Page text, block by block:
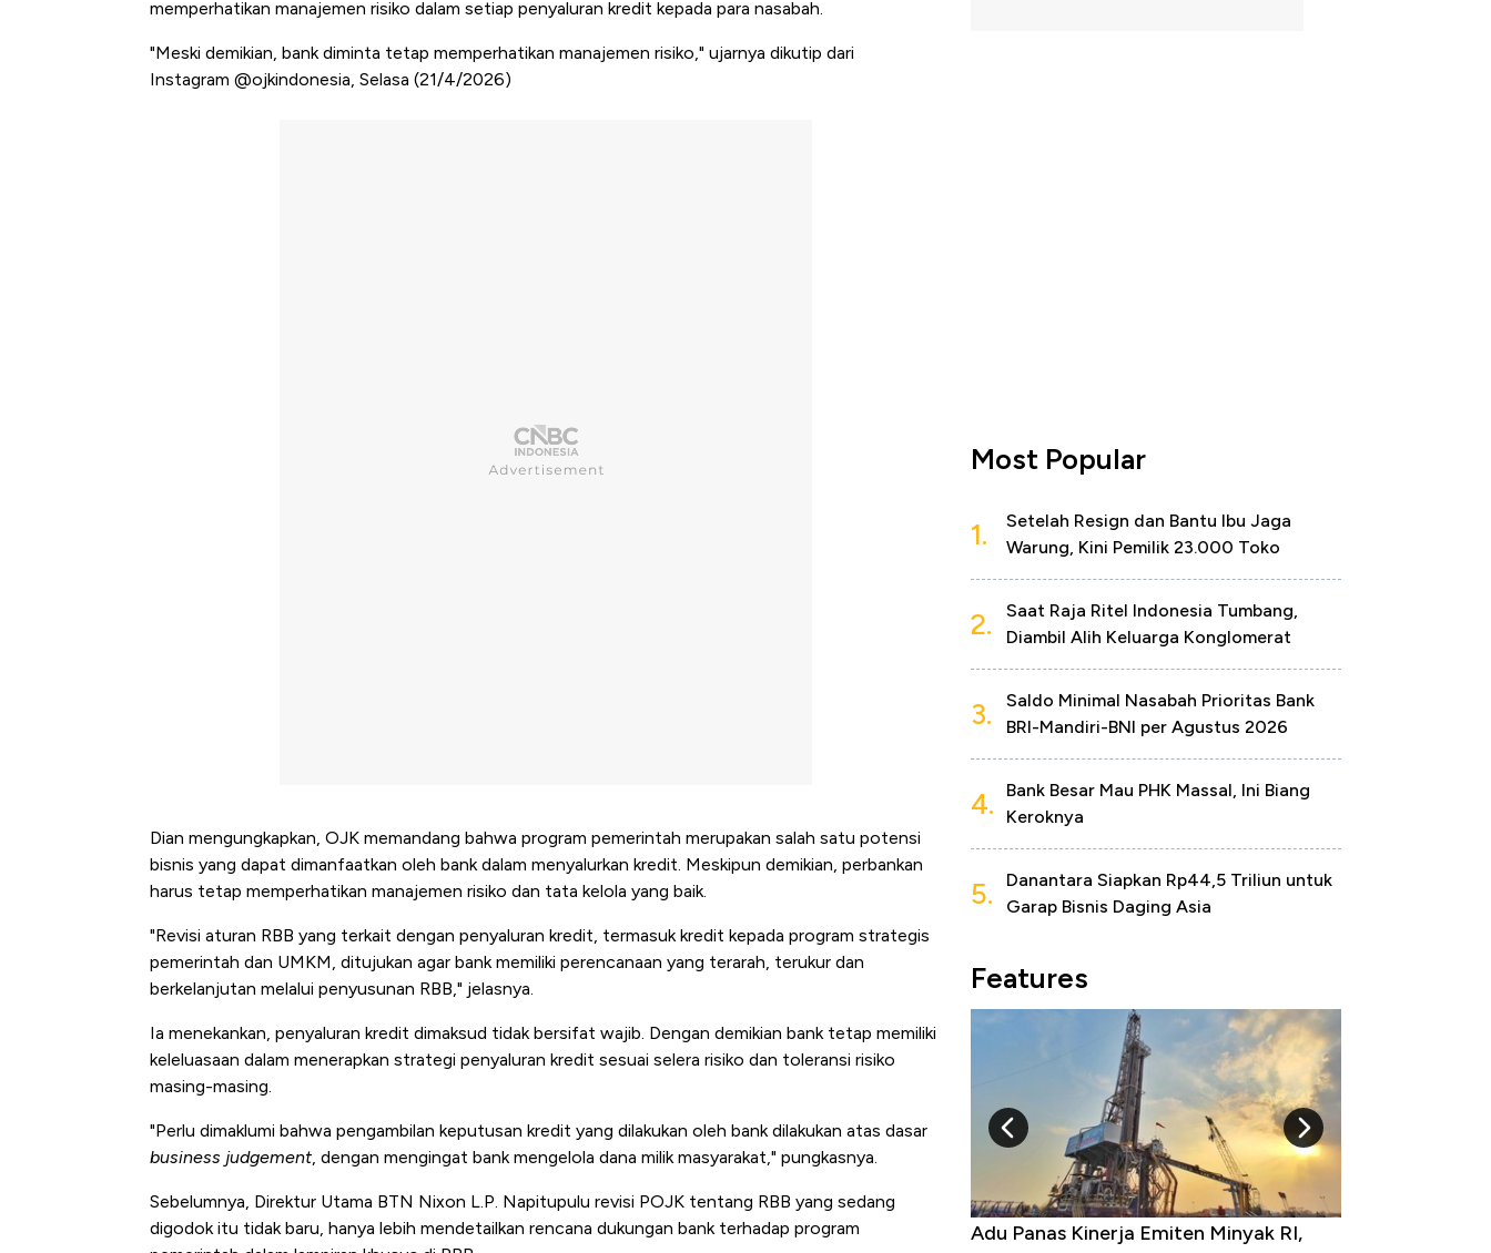
memperhatikan manajemen risiko dalam setiap penyaluran kredit kepada para nasabah.
"Meski demikian, bank diminta tetap memperhatikan manajemen risiko," ujarnya dikutip dari
Instagram @ojkindonesia, Selasa (21/4/2026)
Dian mengungkapkan, OJK memandang bahwa program pemerintah merupakan salah satu potensi
bisnis yang dapat dimanfaatkan oleh bank dalam menyalurkan kredit. Meskipun demikian, perbankan
harus tetap memperhatikan manajemen risiko dan tata kelola yang baik.
"Revisi aturan RBB yang terkait dengan penyaluran kredit, termasuk kredit kepada program strategis
pemerintah dan UMKM, ditujukan agar bank memiliki perencanaan yang terarah, terukur dan
berkelanjutan melalui penyusunan RBB," jelasnya.
Ia menekankan, penyaluran kredit dimaksud tidak bersifat wajib. Dengan demikian bank tetap memiliki
keleluasaan dalam menerapkan strategi penyaluran kredit sesuai selera risiko dan toleransi risiko
masing-masing.
"Perlu dimaklumi bahwa pengambilan keputusan kredit yang dilakukan oleh bank dilakukan atas dasar
business judgement, dengan mengingat bank mengelola dana milik masyarakat," pungkasnya.
Sebelumnya, Direktur Utama BTN Nixon L.P. Napitupulu revisi POJK tentang RBB yang sedang
digodok itu tidak baru, hanya lebih mendetailkan rencana dukungan bank terhadap program
Most Popular
1.
Setelah Resign dan Bantu Ibu Jaga
Warung, Kini Pemilik 23.000 Toko
2.
Saat Raja Ritel Indonesia Tumbang,
Diambil Alih Keluarga Konglomerat
3.
Saldo Minimal Nasabah Prioritas Bank
BRI-Mandiri-BNI per Agustus 2026
4.
Bank Besar Mau PHK Massal, Ini Biang
Keroknya
5.
Danantara Siapkan Rp44,5 Triliun untuk
Garap Bisnis Daging Asia
Features
Kongo Tutup Keran Ekspor, Harga
Adu Panas Kinerja Emiten Minyak RI,
10 Provinsi dengan Tingkat